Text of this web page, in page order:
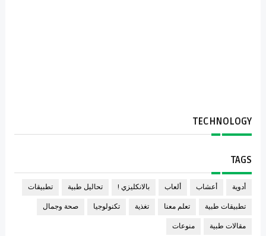
TECHNOLOGY
TAGS
أدوية أعشاب ألعاب بالانكليزي ! تحاليل طبية تطبيقات
تطبيقات طبية تعلم معنا تغذية تكنولوجيا صحة وجمال
مقالات طبية منوعات